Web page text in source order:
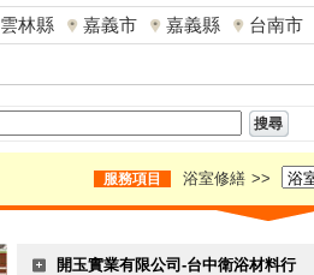
雲林縣 嘉義市 嘉義縣 台南市
服務項目 浴室修繕 >>
開玉實業有限公司-台中衛浴材料行